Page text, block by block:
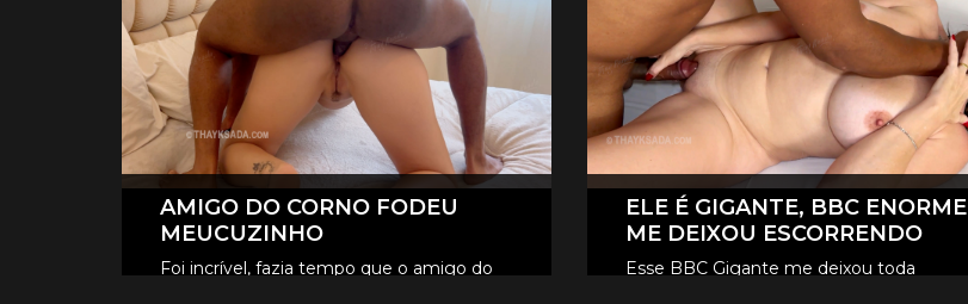
AMIGO DO CORNO FODEU
MEUCUZINHO
Foi incrível, fazia tempo que o amigo do
ELE É GIGANTE, BBC ENORME
ME DEIXOU ESCORRENDO
Esse BBC Gigante me deixou toda